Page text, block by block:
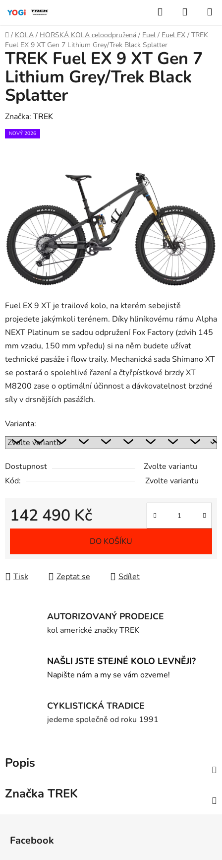
obsah
Hledat
KOŠÍK
Domů
/ KOLA / HORSKÁ KOLA celoodpružená / Fuel / Fuel EX / TREK
Fuel EX 9 XT Gen 7 Lithium Grey/Trek Black Splatter
Fuel EX 9 XT je trailové kolo, na kterém sebejistě
projedete jakýmkoli terénem. Díky hliníkovému rámu Alpha
NEXT Platinum se sadou odpružení Fox Factory (zdvih 145
mm vzadu, 150 mm vpředu) si na něm budete užívat
technické pasáže i flow traily. Mechanická sada Shimano XT
se postará o spolehlivé řazení a čtyřpístkové brzdy XT
M8200 zase o optimální účinnost a dávkovatelnost brzdné
síly v drsnějších pasážích.
Varianta:
Dostupnost
Zvolte variantu
Kód:
Zvolte variantu
142 490 Kč
Měrná cena:
DO KOŠÍKU
Tisk Zeptat se Sdílet
TREK Fuel EX 9 XT Gen 7
Lithium Grey/Trek Black
Splatter
Značka: TREK
NOVÝ 2026
AUTORIZOVANÝ PRODEJCE
kol americké značky TREK
NAŠLI JSTE STEJNÉ KOLO LEVNĚJI?
Napište nám a my se vám ozveme!
CYKLISTICKÁ TRADICE
jedeme společně od roku 1991
Popis
Značka TREK
Facebook